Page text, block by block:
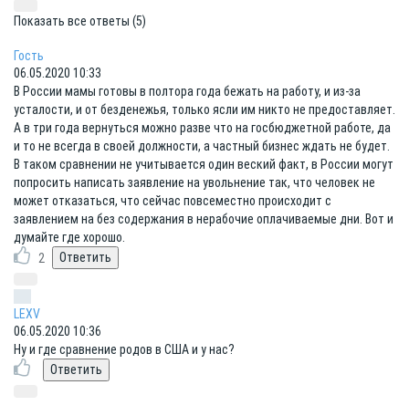
Показать все ответы (5)
Гость
06.05.2020 10:33
В России мамы готовы в полтора года бежать на работу, и из-за
усталости, и от безденежья, только ясли им никто не предоставляет.
А в три года вернуться можно разве что на госбюджетной работе, да
и то не всегда в своей должности, а частный бизнес ждать не будет.
В таком сравнении не учитывается один веский факт, в России могут
попросить написать заявление на увольнение так, что человек не
может отказаться, что сейчас повсеместно происходит с
заявлением на без содержания в нерабочие оплачиваемые дни. Вот и
думайте где хорошо.
2
LEXV
06.05.2020 10:36
Ну и где сравнение родов в США и у нас?